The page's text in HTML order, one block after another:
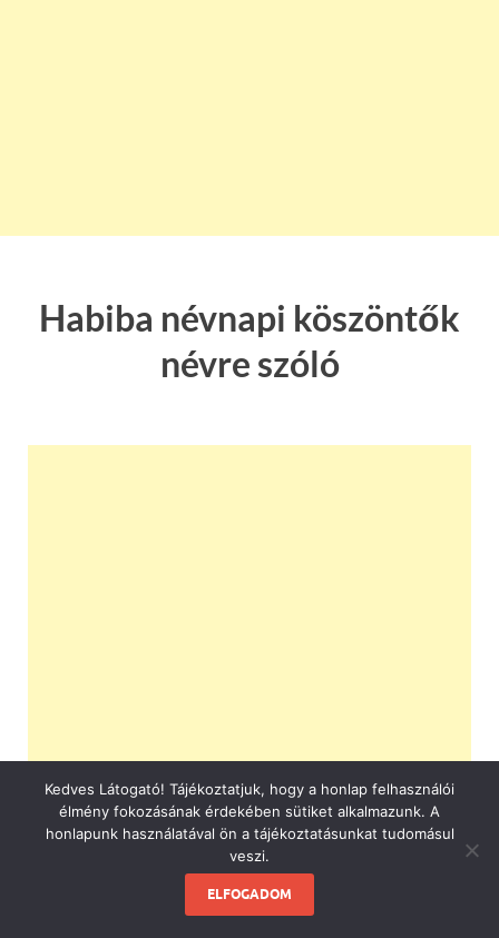
Habiba névnapi köszöntők
névre szóló
Kedves Látogató! Tájékoztatjuk, hogy a honlap felhasználói
élmény fokozásának érdekében sütiket alkalmazunk. A
honlapunk használatával ön a tájékoztatásunkat tudomásul
veszi.
ELFOGADOM